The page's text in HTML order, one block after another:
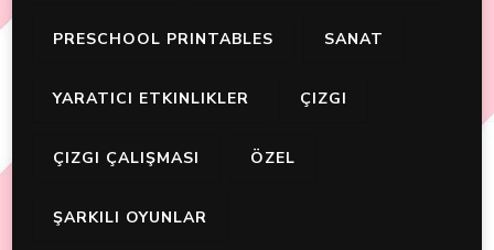
PRESCHOOL PRINTABLES SANAT
YARATICI ETKINLIKLER ÇIZGI
ÇIZGI ÇALIŞMASI ÖZEL
ŞARKILI OYUNLAR